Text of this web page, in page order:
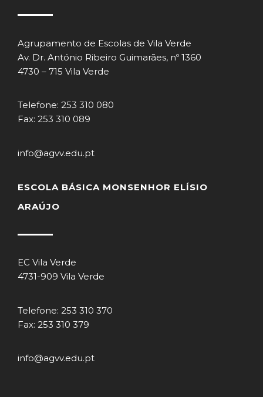
Agrupamento de Escolas de Vila Verde
Av. Dr. António Ribeiro Guimarães, nº 1360
4730 – 715 Vila Verde
Telefone: 253 310 080
Fax: 253 310 089
info@agvv.edu.pt
ESCOLA BÁSICA MONSENHOR ELÍSIO
ARAÚJO
EC Vila Verde
4731-909 Vila Verde
Telefone: 253 310 370
Fax: 253 310 379
info@agvv.edu.pt